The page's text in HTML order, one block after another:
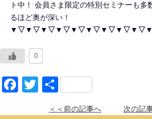
ト中！ 会員さま限定の特別セミナーも多
るほど奥が深い！
0
Facebook
Twitter
共
＜＜前の記事へ 次の記